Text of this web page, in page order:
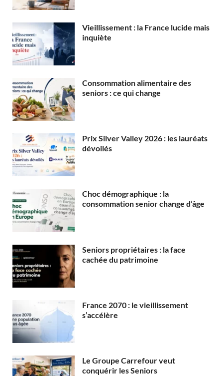
Vieillissement : la France lucide mais
inquiète
Consommation alimentaire des
seniors : ce qui change
Prix Silver Valley 2026 : les lauréats
dévoilés
Choc démographique : la
consommation senior change d’âge
Seniors propriétaires : la face
cachée du patrimoine
France 2070 : le vieillissement
s’accélère
Le Groupe Carrefour veut
conquérir les Seniors